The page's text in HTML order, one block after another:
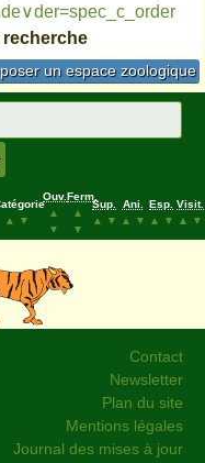
recherche
un espace zoologique
▲
▼
Ouv.
▲
▼
Ferm.
▲
▼
Sup.
▲
▼
Ani.
▲
▼
Esp.
▲
▼
Visit.
▲
▼
Contact
Newsletter
Plan du site
Mentions légales
Journal des mises à jour